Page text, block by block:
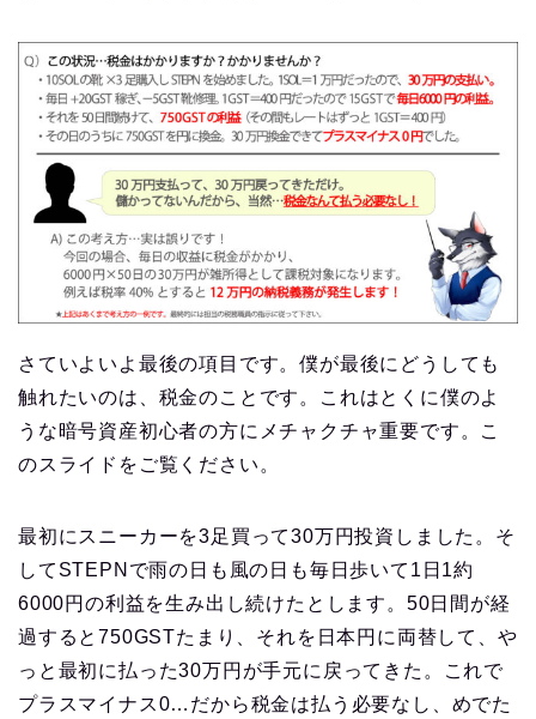
さていよいよ最後の項目です。僕が最後にどうしても
触れたいのは、税金のことです。これはとくに僕のよ
うな暗号資産初心者の方にメチャクチャ重要です。こ
のスライドをご覧ください。
最初にスニーカーを3足買って30万円投資しました。そ
してSTEPNで雨の日も風の日も毎日歩いて1日1約
6000円の利益を生み出し続けたとします。50日間が経
過すると750GSTたまり、それを日本円に両替して、や
っと最初に払った30万円が手元に戻ってきた。これで
プラスマイナス0…だから税金は払う必要なし、めでた